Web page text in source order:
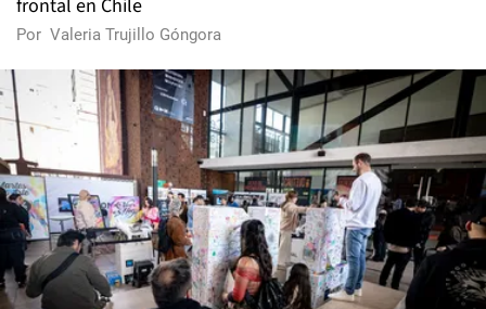
frontal en Chile
Por Valeria Trujillo Góngora